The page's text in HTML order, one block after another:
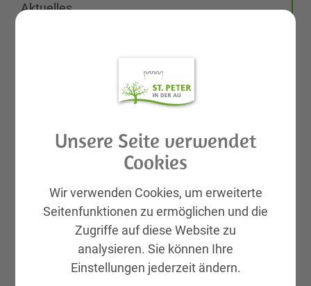
Aktuelles
Unterkünfte
Gemeinde, Geschichte, Gebiete
St. Peter Markt & Dorf
Neuigkeiten
Unsere Seite verwendet
Cookies
Wir verwenden Cookies, um erweiterte
Seitenfunktionen zu ermöglichen und die
Zugriffe auf diese Website zu
analysieren. Sie können Ihre
Einstellungen jederzeit ändern.